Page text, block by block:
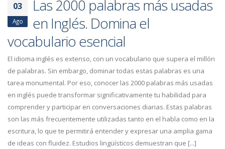
03
Ago
Las 2000 palabras más usadas
en Inglés. Domina el
vocabulario esencial
El idioma inglés es extenso, con un vocabulario que supera el millón
de palabras. Sin embargo, dominar todas estas palabras es una
tarea monumental. Por eso, conocer las 2000 palabras más usadas
en inglés puede transformar significativamente tu habilidad para
comprender y participar en conversaciones diarias. Estas palabras
son las más frecuentemente utilizadas tanto en el habla como en la
escritura, lo que te permitirá entender y expresar una amplia gama
de ideas con fluidez. Estudios lingüísticos demuestran que [...]